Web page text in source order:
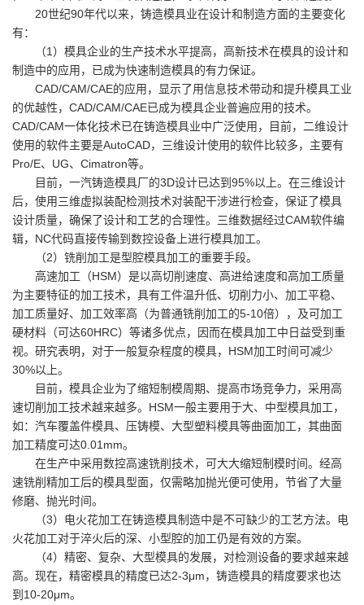
20世纪90年代以来，铸造模具业在设计和制造方面的主要变化
有：
（1）模具企业的生产技术水平提高，高新技术在模具的设计和
制造中的应用，已成为快速制造模具的有力保证。
CAD/CAM/CAE的应用，显示了用信息技术带动和提升模具工业
的优越性，CAD/CAM/CAE已成为模具企业普遍应用的技术。
CAD/CAM一体化技术已在铸造模具业中广泛使用，目前，二维设计
使用的软件主要是AutoCAD，三维设计使用的软件比较多，主要有
Pro/E、UG、Cimatron等。
目前，一汽铸造模具厂的3D设计已达到95%以上。在三维设计
后，使用三维虚拟装配检测技术对装配干涉进行检查，保证了模具
设计质量，确保了设计和工艺的合理性。三维数据经过CAM软件编
辑，NC代码直接传输到数控设备上进行模具加工。
（2）铣削加工是型腔模具加工的重要手段。
高速加工（HSM）是以高切削速度、高进给速度和高加工质量
为主要特征的加工技术，具有工件温升低、切削力小、加工平稳、
加工质量好、加工效率高（为普通铣削加工的5-10倍），及可加工
硬材料（可达60HRC）等诸多优点，因而在模具加工中日益受到重
视。研究表明，对于一般复杂程度的模具，HSM加工时间可减少
30%以上。
目前，模具企业为了缩短制模周期、提高巿场竞争力，采用高
速切削加工技术越来越多。HSM一般主要用于大、中型模具加工，
如：汽车覆盖件模具、压铸模、大型塑料模具等曲面加工，其曲面
加工精度可达0.01mm。
在生产中采用数控高速铣削技术，可大大缩短制模时间。经高
速铣削精加工后的模具型面，仅需略加抛光便可使用，节省了大量
修磨、抛光时间。
（3）电火花加工在铸造模具制造中是不可缺少的工艺方法。电
火花加工对于淬火后的深、小型腔的加工仍是有效的方案。
（4）精密、复杂、大型模具的发展，对检测设备的要求越来越
高。现在，精密模具的精度已达2-3μm，铸造模具的精度要求也达
到10-20μm。